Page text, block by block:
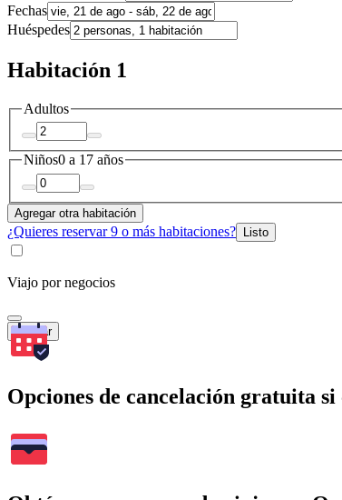
Fechas
Huéspedes
Habitación 1
Adultos
Niños0 a 17 años
Agregar otra habitación
¿Quieres reservar 9 o más habitaciones? Listo
Viajo por negocios
Buscar
Opciones de cancelación gratuita si